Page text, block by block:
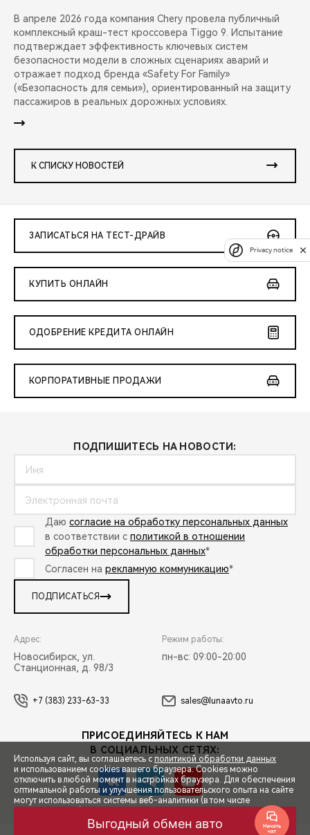
СПЕЦПРЕДЛОЖЕНИЯ
В апреле 2026 года компания Chery провела публичный
комплексный краш-тест кроссовера Tiggo 9. Испытание
подтверждает эффективность ключевых систем
безопасности модели в сложных сценариях аварий и
отражает подход бренда «Safety For Family»
(«Безопасность для семьи»), ориентированный на защиту
пассажиров в реальных дорожных условиях.
К СПИСКУ НОВОСТЕЙ
ЗАПИСАТЬСЯ НА ТЕСТ-ДРАЙВ
КУПИТЬ ОНЛАЙН
ОДОБРЕНИЕ КРЕДИТА ОНЛАЙН
КОРПОРАТИВНЫЕ ПРОДАЖИ
ПОДПИШИТЕСЬ НА НОВОСТИ:
Даю согласие на обработку персональных данных
в соответствии с политикой в отношении
обработки персональных данных*
Согласен на рекламную коммуникацию*
ПОДПИСАТЬСЯ
Адрес:
Новосибирск, ул.
Станционная, д. 98/3
Режим работы:
пн-вс: 09:00-20:00
+7 (383) 233-63-33 sales@lunaavto.ru
ПРИСОЕДИНЯЙТЕСЬ К НАМ
В СОЦИАЛЬНЫХ СЕТЯХ:
Используя сайт, вы соглашаетесь с политикой обработки данных
и использованием cookies вашего браузера. Cookies можно
отключить в любой момент в настройках браузера. Для обеспечения
оптимальной работы и улучшения пользовательского опыта на сайте
могут использоваться системы веб-аналитики (в том числе
Яндекс.Метрика). Продолжая использование сайта, Вы соглашаетесь
с применением указанных технологий и размещением cookie-
Выгодный обмен авто
Privacy notice